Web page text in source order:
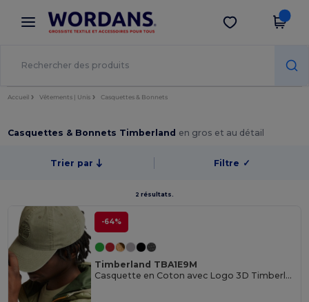
× Appli Wordans
Meilleurs prix sur l’app !
Obtenir l'appli
Accueil Vêtements | Unis Casquettes & Bonnets
Casquettes & Bonnets Timberland en gros et au détail
Trier par Filtre ✓
2 résultats.
-64%
Timberland TBA1E9M
Casquette en Coton avec Logo 3D Timberland